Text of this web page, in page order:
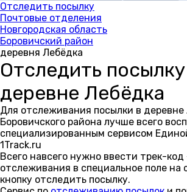
Отследить посылку
Почтовые отделения
Новгородская область
Боровичский район
деревня Лебёдка
Отследить
деревне Лебёдка
Для отслеживания посылки в деревне
Боровичского района лучше всего
специализированным сервисом
1Track.ru
Всего навсего нужно ввести трек-
отслеживания в специальное поле на
кнопку отследить посылку.